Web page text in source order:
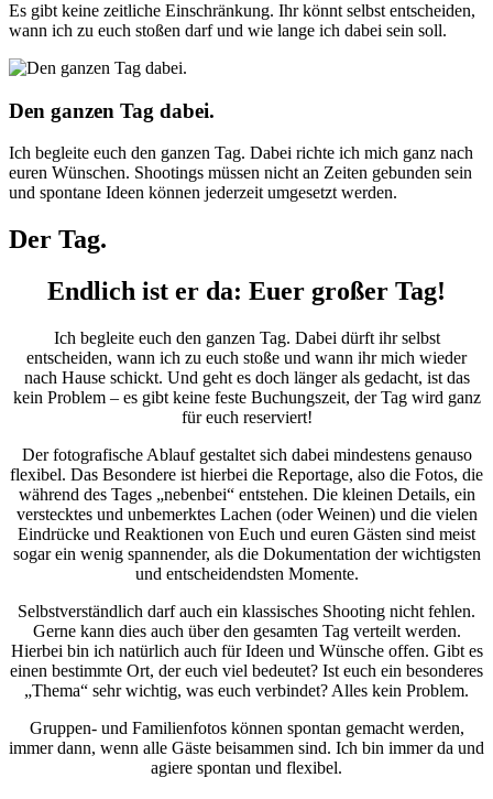
Es gibt keine zeitliche Einschränkung. Ihr könnt selbst entscheiden,
wann ich zu euch stoßen darf und wie lange ich dabei sein soll.
Den ganzen Tag dabei.
Ich begleite euch den ganzen Tag. Dabei richte ich mich ganz nach
euren Wünschen. Shootings müssen nicht an Zeiten gebunden sein
und spontane Ideen können jederzeit umgesetzt werden.
Der Tag.
Endlich ist er da: Euer großer Tag!
Ich begleite euch den ganzen Tag. Dabei dürft ihr selbst
entscheiden, wann ich zu euch stoße und wann ihr mich wieder
nach Hause schickt. Und geht es doch länger als gedacht, ist das
kein Problem – es gibt keine feste Buchungszeit, der Tag wird ganz
für euch reserviert!
Der fotografische Ablauf gestaltet sich dabei mindestens genauso
flexibel. Das Besondere ist hierbei die Reportage, also die Fotos, die
während des Tages „nebenbei“ entstehen. Die kleinen Details, ein
verstecktes und unbemerktes Lachen (oder Weinen) und die vielen
Eindrücke und Reaktionen von Euch und euren Gästen sind meist
sogar ein wenig spannender, als die Dokumentation der wichtigsten
und entscheidendsten Momente.
Selbstverständlich darf auch ein klassisches Shooting nicht fehlen.
Gerne kann dies auch über den gesamten Tag verteilt werden.
Hierbei bin ich natürlich auch für Ideen und Wünsche offen. Gibt es
einen bestimmte Ort, der euch viel bedeutet? Ist euch ein besonderes
„Thema“ sehr wichtig, was euch verbindet? Alles kein Problem.
Gruppen- und Familienfotos können spontan gemacht werden,
immer dann, wenn alle Gäste beisammen sind. Ich bin immer da und
agiere spontan und flexibel.